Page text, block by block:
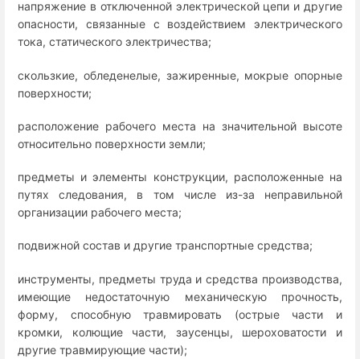
напряжение в отключенной электрической цепи и другие
опасности, связанные с воздействием электрического
тока, статического электричества;
скользкие, обледенелые, зажиренные, мокрые опорные
поверхности;
расположение рабочего места на значительной высоте
относительно поверхности земли;
предметы и элементы конструкции, расположенные на
путях следования, в том числе из-за неправильной
организации рабочего места;
подвижной состав и другие транспортные средства;
инструменты, предметы труда и средства производства,
имеющие недостаточную механическую прочность,
форму, способную травмировать (острые части и
кромки, колющие части, заусенцы, шероховатости и
другие травмирующие части);